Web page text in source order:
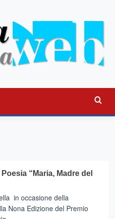
“Maria, Madre del
in occasione della
Nona Edizione del Premio